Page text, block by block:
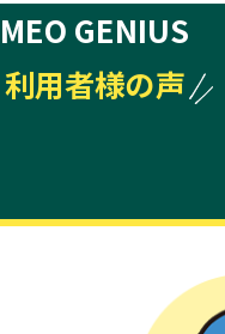
MEO GENIUS
利用者様の声